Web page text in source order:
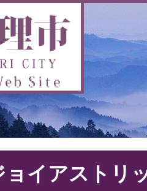
ョイアストリ